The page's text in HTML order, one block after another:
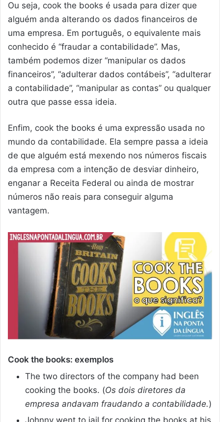
Ou seja, cook the books é usada para dizer que
alguém anda alterando os dados financeiros de
uma empresa. Em português, o equivalente mais
conhecido é “fraudar a contabilidade”. Mas,
também podemos dizer “manipular os dados
financeiros”, “adulterar dados contábeis”, “adulterar
a contabilidade”, “manipular as contas” ou qualquer
outra que passe essa ideia.
Enfim, cook the books é uma expressão usada no
mundo da contabilidade. Ela sempre passa a ideia
de que alguém está mexendo nos números fiscais
da empresa com a intenção de desviar dinheiro,
enganar a Receita Federal ou ainda de mostrar
números não reais para conseguir alguma
vantagem.
Cook the books: exemplos
The two directors of the company had been
cooking the books. (Os dois diretores da
empresa andavam fraudando a contabilidade.)
Johnny went to jail for cooking the books at his